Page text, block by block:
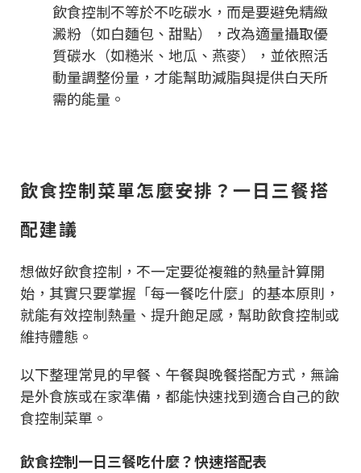
飲食控制不等於不吃碳水，而是要避免精緻
澱粉（如白麵包、甜點），改為適量攝取優
質碳水（如糙米、地瓜、燕麥），並依照活
動量調整份量，才能幫助減脂與提供白天所
需的能量。
飲食控制菜單怎麼安排？一日三餐搭
配建議
想做好飲食控制，不一定要從複雜的熱量計算開
始，其實只要掌握「每一餐吃什麼」的基本原則，
就能有效控制熱量、提升飽足感，幫助飲食控制或
維持體態。
以下整理常見的早餐、午餐與晚餐搭配方式，無論
是外食族或在家準備，都能快速找到適合自己的飲
食控制菜單。
飲食控制一日三餐吃什麼？快速搭配表